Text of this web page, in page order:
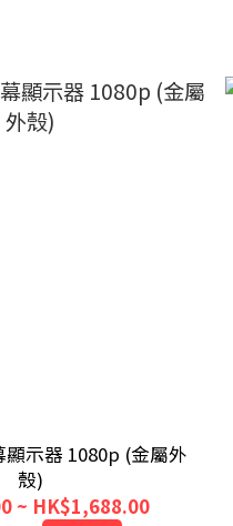
示器 1080p (金屬外
殼)
~ HK$1,688.00